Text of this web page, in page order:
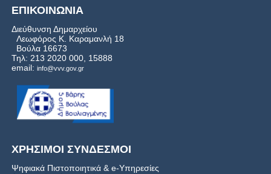
ΕΠΙΚΟΙΝΩΝΙΑ
Διεύθυνση Δημαρχείου
Λεωφόρος Κ. Καραμανλή 18
Βούλα 16673
Τηλ: 213 2020 000, 15888
email: info@vvv.gov.gr
ΧΡΗΣΙΜΟΙ ΣΥΝΔΕΣΜΟΙ
Ψηφιακά Πιστοποιητικά & e-Υπηρεσίες